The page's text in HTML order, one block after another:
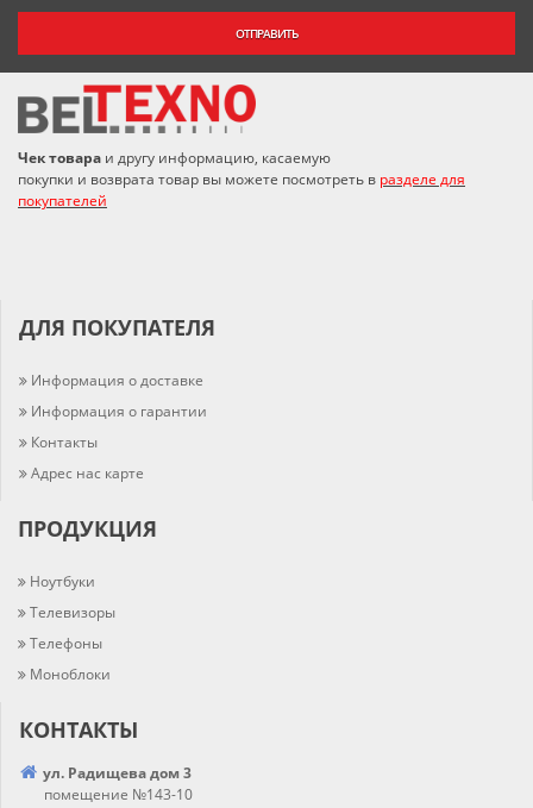
ОТПРАВИТЬ
Чек товара и другу информацию, касаемую
покупки и возврата товар вы можете посмотреть в разделе для
покупателей
ДЛЯ ПОКУПАТЕЛЯ
Информация о доставке
Информация о гарантии
Контакты
Адрес нас карте
ПРОДУКЦИЯ
Ноутбуки
Телевизоры
Телефоны
Моноблоки
КОНТАКТЫ
ул. Радищева дом 3
помещение №143-10